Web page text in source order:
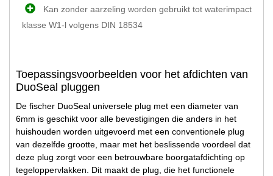
Kan zonder aarzeling worden gebruikt tot waterimpact
klasse W1-l volgens DIN 18534
Toepassingsvoorbeelden voor het afdichten van
DuoSeal pluggen
De fischer DuoSeal universele plug met een diameter van
6mm is geschikt voor alle bevestigingen die anders in het
huishouden worden uitgevoerd met een conventionele plug
van dezelfde grootte, maar met het beslissende voordeel dat
deze plug zorgt voor een betrouwbare boorgatafdichting op
tegeloppervlakken. Dit maakt de plug, die het functionele